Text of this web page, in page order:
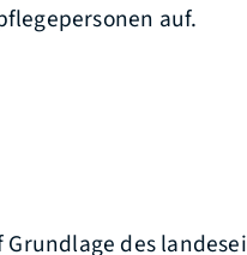
auf.
des